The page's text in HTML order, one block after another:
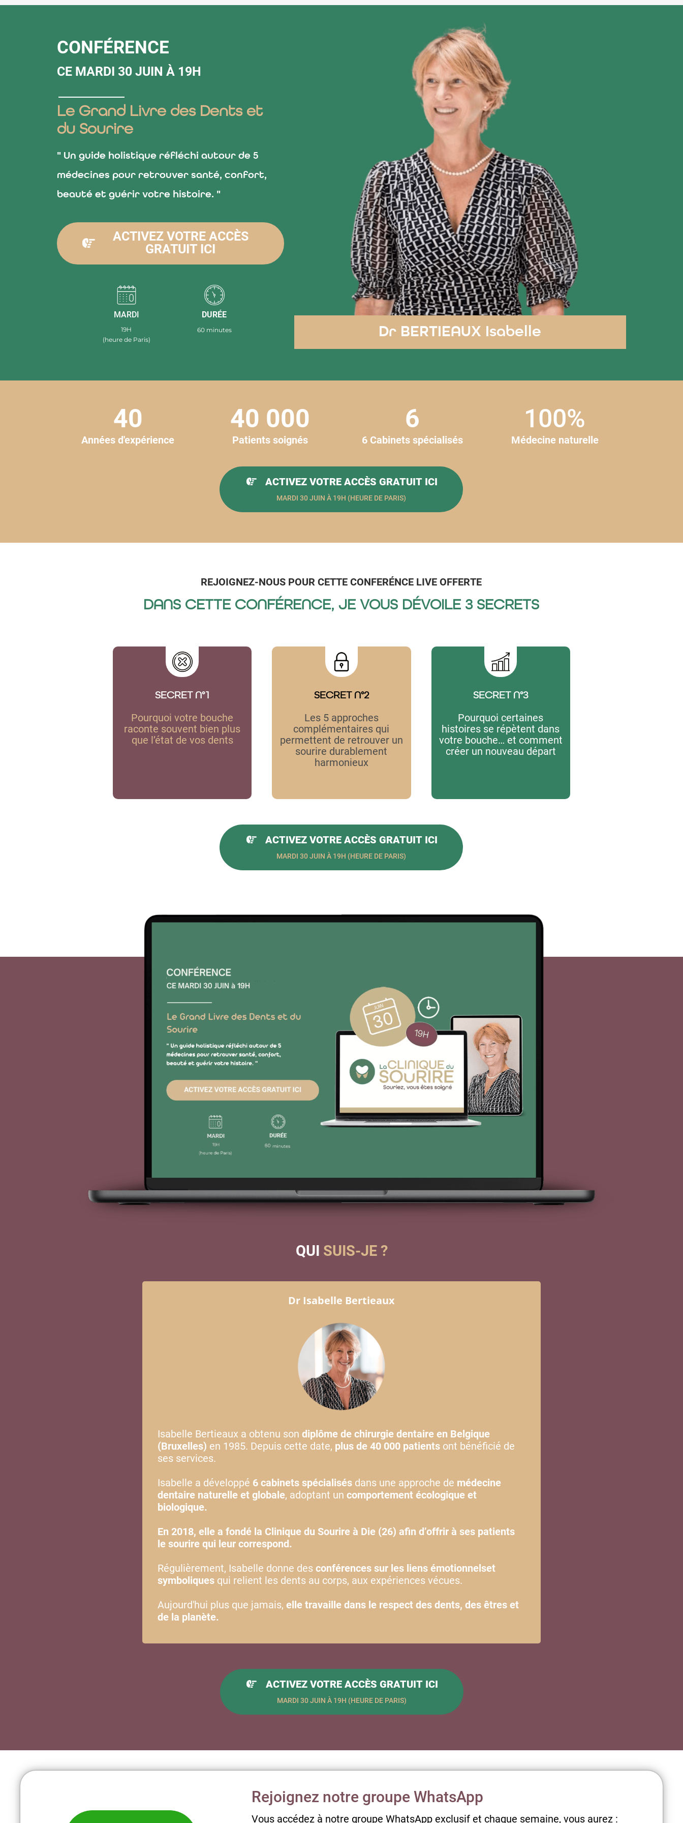
CONFÉRENCE
CE MARDI 30 JUIN À 19H
Le Grand Livre des Dents et
du Sourire
" Un guide holistique réfléchi autour de 5
médecines pour retrouver santé, confort,
beauté et guérir votre histoire. "
ACTIVEZ VOTRE ACCÈS
GRATUIT ICI
MARDI
19H
(heure de Paris)
DURÉE
60 minutes Dr BERTIEAUX Isabelle
40
Années d'expérience
40 000
Patients soignés
6
6 Cabinets spécialisés
100%
Médecine naturelle
ACTIVEZ VOTRE ACCÈS GRATUIT ICI
MARDI 30 JUIN À 19H (HEURE DE PARIS)
REJOIGNEZ-NOUS POUR CETTE CONFERÉNCE LIVE OFFERTE
DANS CETTE CONFÉRENCE, JE VOUS DÉVOILE 3 SECRETS
SECRET N°1
Pourquoi votre bouche
raconte souvent bien plus
que l’état de vos dents
SECRET N°2
Les 5 approches
complémentaires qui
permettent de retrouver un
sourire durablement
harmonieux
SECRET N°3
Pourquoi certaines
histoires se répètent dans
votre bouche… et comment
créer un nouveau départ
ACTIVEZ VOTRE ACCÈS GRATUIT ICI
MARDI 30 JUIN À 19H (HEURE DE PARIS)
QUI SUIS-JE ?
Dr Isabelle Bertieaux
Isabelle Bertieaux a obtenu son diplôme de chirurgie dentaire en Belgique
(Bruxelles) en 1985. Depuis cette date, plus de 40 000 patients ont bénéficié de
ses services.
Isabelle a développé 6 cabinets spécialisés dans une approche de médecine
dentaire naturelle et globale, adoptant un comportement écologique et
biologique.
En 2018, elle a fondé la Clinique du Sourire à Die (26) afin d’offrir à ses patients
le sourire qui leur correspond.
Régulièrement, Isabelle donne des conférences sur les liens émotionnelset
symboliques qui relient les dents au corps, aux expériences vécues.
Aujourd'hui plus que jamais, elle travaille dans le respect des dents, des êtres et
de la planète.
ACTIVEZ VOTRE ACCÈS GRATUIT ICI
MARDI 30 JUIN À 19H (HEURE DE PARIS)
Rejoignez notre groupe WhatsApp
Vous accédez à notre groupe WhatsApp exclusif et chaque semaine, vous aurez :